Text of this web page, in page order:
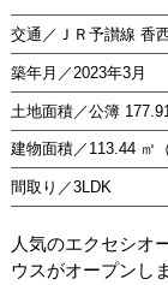
交通／ＪＲ予讃線 香
築年月／2023年3月
土地面積／公簿
建物面積／113.44 ㎡
間取り／3LDK
人気のエクセシオ
ウスがオープンし